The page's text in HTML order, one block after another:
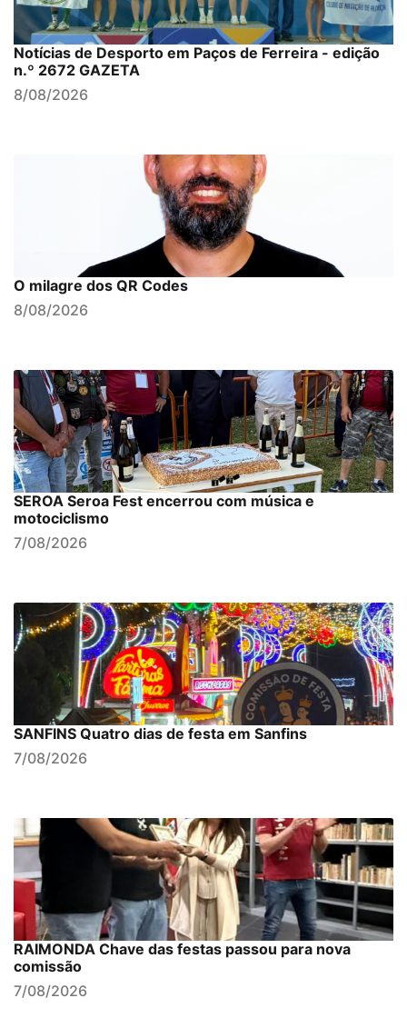
Notícias de Desporto em Paços de Ferreira - edição
n.º 2672 GAZETA
8/08/2026
O milagre dos QR Codes
8/08/2026
SEROA Seroa Fest encerrou com música e
motociclismo
7/08/2026
SANFINS Quatro dias de festa em Sanfins
7/08/2026
RAIMONDA Chave das festas passou para nova
comissão
7/08/2026